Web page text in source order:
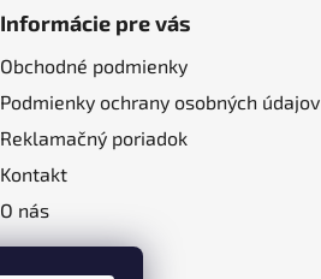
Informácie pre vás
Obchodné podmienky
Podmienky ochrany osobných údajov
Reklamačný poriadok
Kontakt
O nás